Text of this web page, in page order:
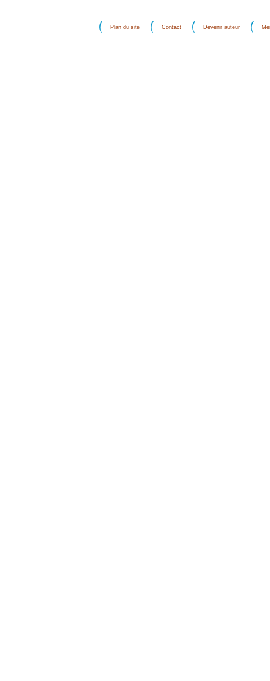
Plan du site Contact Devenir auteur